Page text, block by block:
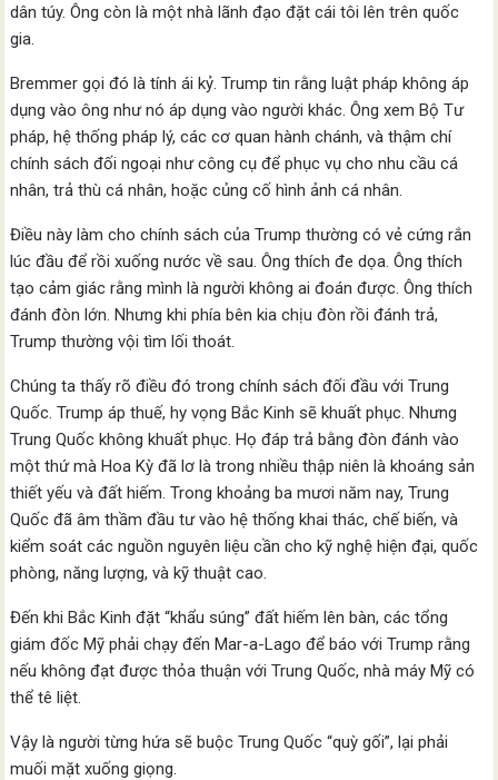
dân túy. Ông còn là một nhà lãnh đạo đặt cái tôi lên trên quốc
gia.
Bremmer gọi đó là tính ái kỷ. Trump tin rằng luật pháp không áp
dụng vào ông như nó áp dụng vào người khác. Ông xem Bộ Tư
pháp, hệ thống pháp lý, các cơ quan hành chánh, và thậm chí
chính sách đối ngoại như công cụ để phục vụ cho nhu cầu cá
nhân, trả thù cá nhân, hoặc củng cố hình ảnh cá nhân.
Điều này làm cho chính sách của Trump thường có vẻ cứng rắn
lúc đầu để rồi xuống nước về sau. Ông thích đe dọa. Ông thích
tạo cảm giác rằng mình là người không ai đoán được. Ông thích
đánh đòn lớn. Nhưng khi phía bên kia chịu đòn rồi đánh trả,
Trump thường vội tìm lối thoát.
Chúng ta thấy rõ điều đó trong chính sách đối đầu với Trung
Quốc. Trump áp thuế, hy vọng Bắc Kinh sẽ khuất phục. Nhưng
Trung Quốc không khuất phục. Họ đáp trả bằng đòn đánh vào
một thứ mà Hoa Kỳ đã lơ là trong nhiều thập niên là khoáng sản
thiết yếu và đất hiếm. Trong khoảng ba mươi năm nay, Trung
Quốc đã âm thầm đầu tư vào hệ thống khai thác, chế biến, và
kiểm soát các nguồn nguyên liệu cần cho kỹ nghệ hiện đại, quốc
phòng, năng lượng, và kỹ thuật cao.
Đến khi Bắc Kinh đặt “khẩu súng” đất hiếm lên bàn, các tổng
giám đốc Mỹ phải chạy đến Mar-a-Lago để báo với Trump rằng
nếu không đạt được thỏa thuận với Trung Quốc, nhà máy Mỹ có
thể tê liệt.
Vậy là người từng hứa sẽ buộc Trung Quốc “quỳ gối”, lại phải
muối mặt xuống giọng.